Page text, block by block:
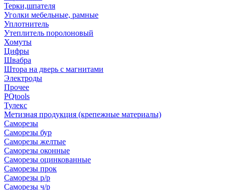
Терки,шпателя
Уголки мебельные, рамные
Уплотнитель
Утеплитель поролоновый
Хомуты
Цифры
Швабра
Штора на дверь с магнитами
Электроды
Прочее
PQtools
Тулекс
Метизная продукция (крепежные материалы)
Саморезы
Саморезы бур
Саморезы желтые
Саморезы оконные
Саморезы оцинкованные
Саморезы прок
Саморезы р/р
Саморезы ч/р